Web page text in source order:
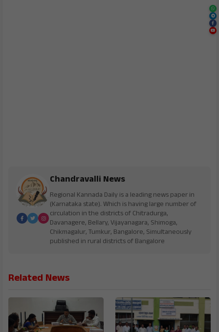
Chandravalli News
Regional Kannada Daily is a leading news paper in
(Karnataka state). Which is having large number of
circulation in the districts of Chitradurga,
Davanagere, Bellary, Vijayanagara, Shimoga,
Chikmagalur, Tumkur, Bangalore, Simultaneously
published in rural districts of Bangalore
Related News